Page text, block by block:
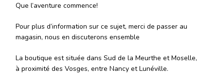
Que l’aventure commence!
Pour plus d’information sur ce sujet, merci de passer au
magasin, nous en discuterons ensemble
La boutique est située dans Sud de la Meurthe et Moselle,
à proximité des Vosges, entre Nancy et Lunéville.